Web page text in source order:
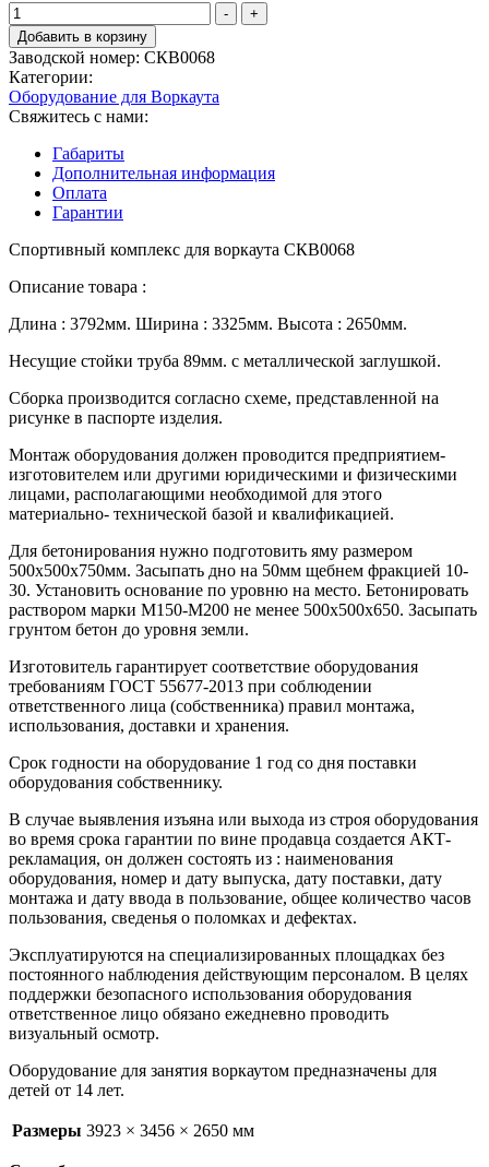
Количество
товара
Спортивный
комплекс
для
воркаута
СКВ0068
-
+
Добавить в корзину
Заводской номер: СКВ0068
Категории:
Оборудование для Воркаута
Свяжитесь с нами:
Габариты
Дополнительная информация
Оплата
Гарантии
Спортивный комплекс для воркаута СКВ0068
Описание товара :
Длина : 3792мм. Ширина : 3325мм. Высота : 2650мм.
Несущие стойки труба 89мм. с металлической заглушкой.
Сборка производится согласно схеме, представленной на
рисунке в паспорте изделия.
Монтаж оборудования должен проводится предприятием-
изготовителем или другими юридическими и физическими
лицами, располагающими необходимой для этого
материально- технической базой и квалификацией.
Для бетонирования нужно подготовить яму размером
500х500х750мм. Засыпать дно на 50мм щебнем фракцией 10-
30. Установить основание по уровню на место. Бетонировать
раствором марки М150-М200 не менее 500х500х650. Засыпать
грунтом бетон до уровня земли.
Изготовитель гарантирует соответствие оборудования
требованиям ГОСТ 55677-2013 при соблюдении
ответственного лица (собственника) правил монтажа,
использования, доставки и хранения.
Срок годности на оборудование 1 год со дня поставки
оборудования собственнику.
В случае выявления изъяна или выхода из строя оборудования
во время срока гарантии по вине продавца создается АКТ-
рекламация, он должен состоять из : наименования
оборудования, номер и дату выпуска, дату поставки, дату
монтажа и дату ввода в пользование, общее количество часов
пользования, сведенья о поломках и дефектах.
Эксплуатируются на специализированных площадках без
постоянного наблюдения действующим персоналом. В целях
поддержки безопасного использования оборудования
ответственное лицо обязано ежедневно проводить
визуальный осмотр.
Оборудование для занятия воркаутом предназначены для
детей от 14 лет.
Размеры 3923 × 3456 × 2650 мм